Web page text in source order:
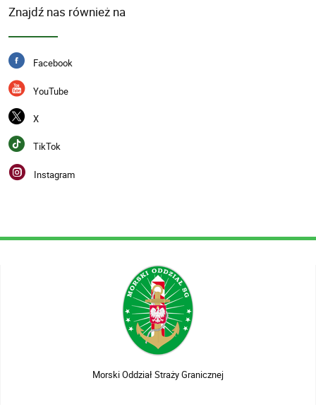
Znajdź nas również na
Facebook
YouTube
X
TikTok
Instagram
Morski Oddział Straży Granicznej